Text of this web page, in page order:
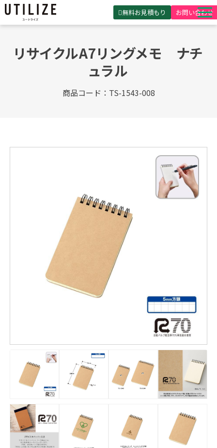
無料お見積もり お問い合わせ
製品・サービス
無料見積ガイド
選ばれる理由
リサイクルA7リングメモ　ナチ
ュラル
商品コード：TS-1543-008